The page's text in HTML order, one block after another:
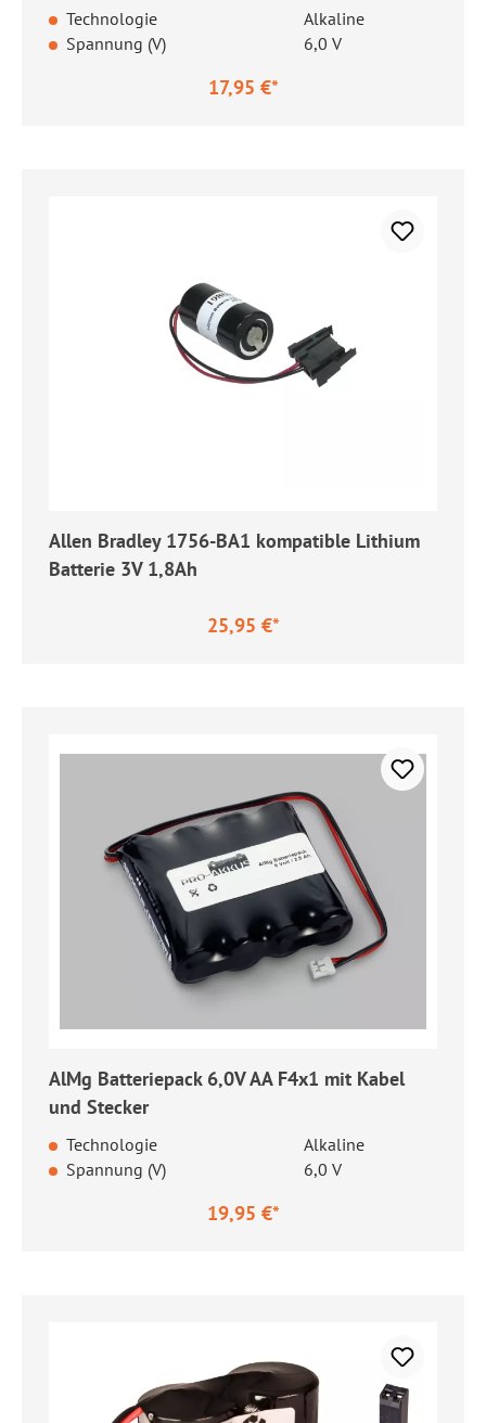
Technologie
Alkaline
Spannung (V)
6,0 V
17,95 €*
Allen Bradley 1756-BA1 kompatible Lithium
Batterie 3V 1,8Ah
25,95 €*
AlMg Batteriepack 6,0V AA F4x1 mit Kabel
und Stecker
Technologie
Alkaline
Spannung (V)
6,0 V
19,95 €*